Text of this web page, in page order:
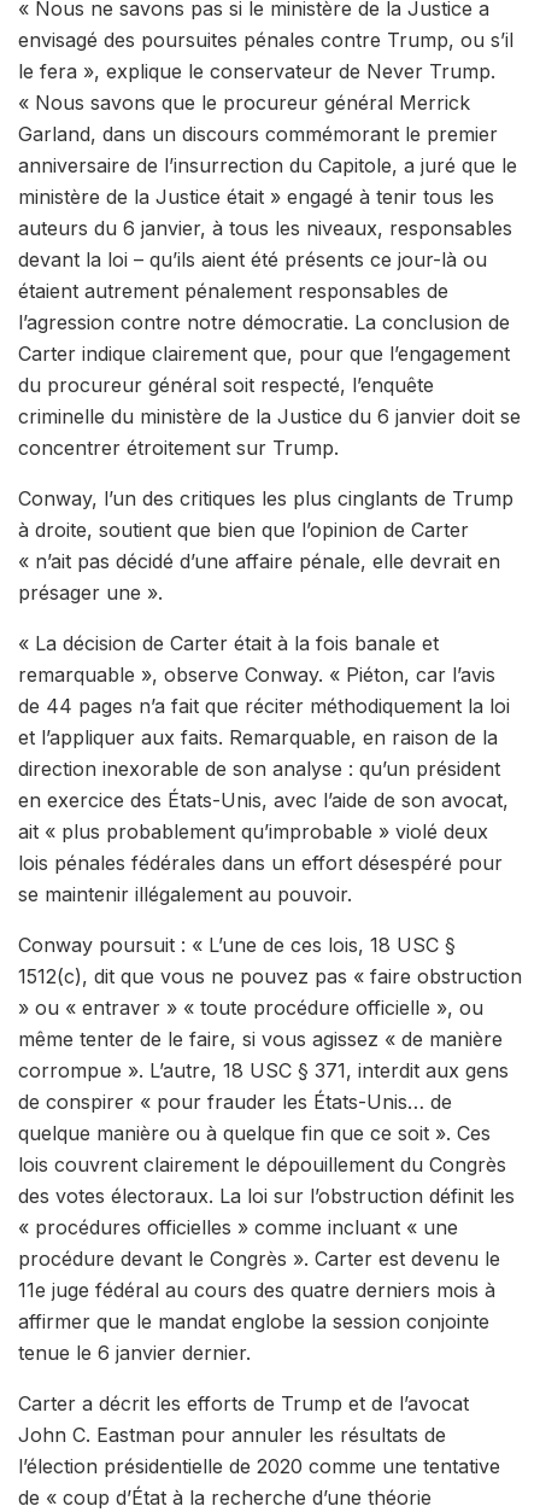
« Nous ne savons pas si le ministère de la Justice a
envisagé des poursuites pénales contre Trump, ou s’il
le fera », explique le conservateur de Never Trump.
« Nous savons que le procureur général Merrick
Garland, dans un discours commémorant le premier
anniversaire de l’insurrection du Capitole, a juré que le
ministère de la Justice était » engagé à tenir tous les
auteurs du 6 janvier, à tous les niveaux, responsables
devant la loi – qu’ils aient été présents ce jour-là ou
étaient autrement pénalement responsables de
l’agression contre notre démocratie. La conclusion de
Carter indique clairement que, pour que l’engagement
du procureur général soit respecté, l’enquête
criminelle du ministère de la Justice du 6 janvier doit se
concentrer étroitement sur Trump.
Conway, l’un des critiques les plus cinglants de Trump
à droite, soutient que bien que l’opinion de Carter
« n’ait pas décidé d’une affaire pénale, elle devrait en
présager une ».
« La décision de Carter était à la fois banale et
remarquable », observe Conway. « Piéton, car l’avis
de 44 pages n’a fait que réciter méthodiquement la loi
et l’appliquer aux faits. Remarquable, en raison de la
direction inexorable de son analyse : qu’un président
en exercice des États-Unis, avec l’aide de son avocat,
ait « plus probablement qu’improbable » violé deux
lois pénales fédérales dans un effort désespéré pour
se maintenir illégalement au pouvoir.
Conway poursuit : « L’une de ces lois, 18 USC §
1512(c), dit que vous ne pouvez pas « faire obstruction
» ou « entraver » « toute procédure officielle », ou
même tenter de le faire, si vous agissez « de manière
corrompue ». L’autre, 18 USC § 371, interdit aux gens
de conspirer « pour frauder les États-Unis… de
quelque manière ou à quelque fin que ce soit ». Ces
lois couvrent clairement le dépouillement du Congrès
des votes électoraux. La loi sur l’obstruction définit les
« procédures officielles » comme incluant « une
procédure devant le Congrès ». Carter est devenu le
11e juge fédéral au cours des quatre derniers mois à
affirmer que le mandat englobe la session conjointe
tenue le 6 janvier dernier.
Carter a décrit les efforts de Trump et de l’avocat
John C. Eastman pour annuler les résultats de
l’élection présidentielle de 2020 comme une tentative
de « coup d’État à la recherche d’une théorie